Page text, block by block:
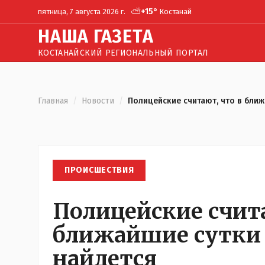
пятница, 7 августа 2026 г. ⛅+15° Костанай
НАША ГАЗЕТА
КОСТАНАЙСКИЙ РЕГИОНАЛЬНЫЙ ПОРТАЛ
Главная / Новости / Полицейские считают, что в
ПРОИСШЕСТВИЯ
Полицейские
ближайшие сутки
найдется